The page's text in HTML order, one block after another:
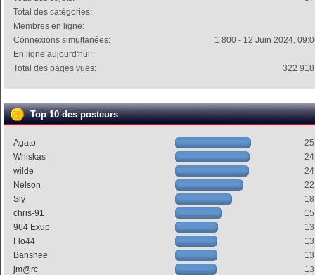
Total des catégories:
Membres en ligne:
Connexions simultanées:
1 800 - 12 Juin 2024,
En ligne aujourd'hui:
Total des pages vues:
322
Top 10 des posteurs
Agato
Whiskas
wilde
Nelson
Sly
chris-91
964 Exup
Flo44
Banshee
jm@rc